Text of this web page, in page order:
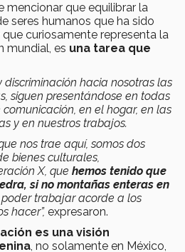
mencionar que equilibrar la
seres humanos que ha sido
curiosamente representa la
mundial, es una tarea que
discriminación hacia nosotras las
siguen presentándose en todas
en el hogar, en las
y en nuestros trabajos.
nos trae aquí, somos dos
bienes culturales,
X, que hemos tenido que
si no montañas enteras en
trabajar acorde a los
hacer”, expresaron.
es una visión
, no solamente en México,